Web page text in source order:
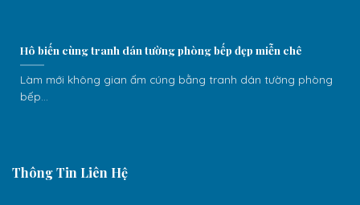
Hô biến cùng tranh dán tường phòng bếp đẹp miễn chê
Làm mới không gian ấm cúng bằng tranh dán tường phòng
bếp...
Thông Tin Liên Hệ